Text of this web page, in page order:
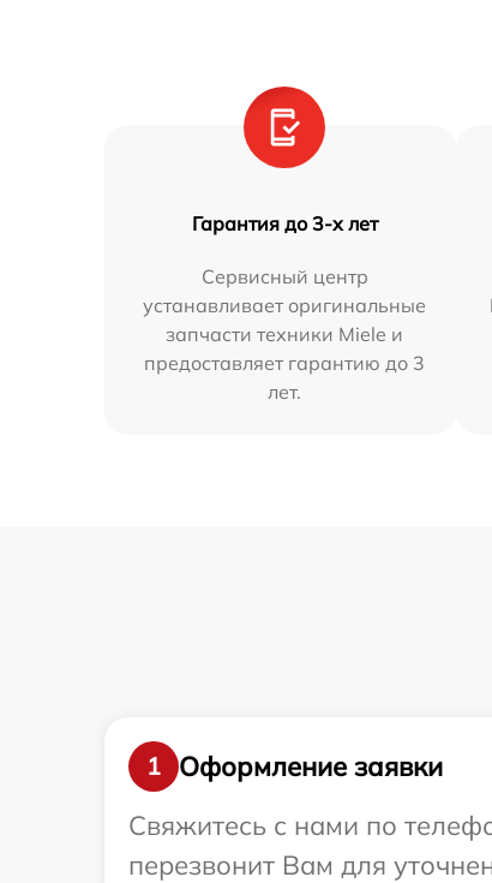
Гарантия до 3-х лет
Сервисный центр
устанавливает оригинальные
запчасти техники Miele и
предоставляет гарантию до 3
лет.
1
Оформление заявки
Свяжитесь с нами по
перезвонит Вам для